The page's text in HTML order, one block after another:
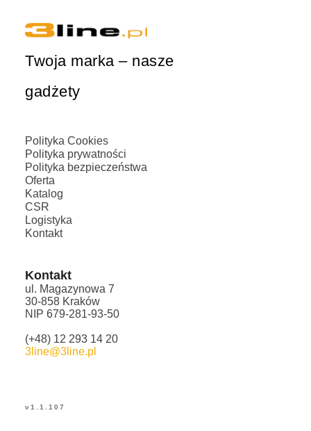
Twoja marka – nasze
gadżety
Polityka Cookies
Polityka prywatności
Polityka bezpieczeństwa
Oferta
Katalog
CSR
Logistyka
Kontakt
Kontakt
ul. Magazynowa 7
30-858 Kraków
NIP 679-281-93-50
(+48) 12 293 14 20
3line@3line.pl
v1.1.107